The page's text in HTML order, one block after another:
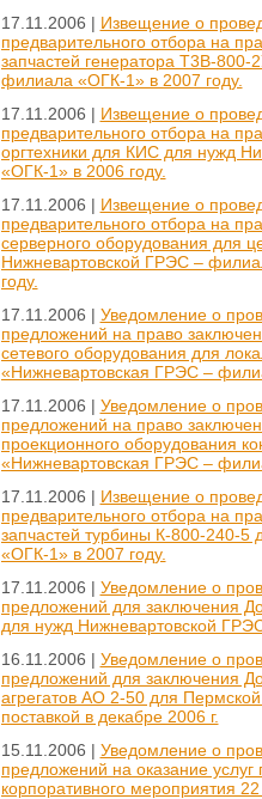
17.11.2006 | Извещение о
предварительного отбора на
запчастей генератора Т3В-
филиала «ОГК-1» в 2007 году.
17.11.2006 | Извещение о
предварительного отбора на
оргтехники для КИС для нужд
«ОГК-1» в 2006 году.
17.11.2006 | Извещение о
предварительного отбора на
серверного оборудования для
Нижневартовской ГРЭС –
году.
17.11.2006 | Уведомление о
предложений на право
сетевого оборудования для
«Нижневартовская ГРЭС –
17.11.2006 | Уведомление о
предложений на право
проекционного оборудования
«Нижневартовская ГРЭС –
17.11.2006 | Извещение о
предварительного отбора на
запчастей турбины К-800-240-
«ОГК-1» в 2007 году.
17.11.2006 | Уведомление о
предложений для заключения
для нужд Нижневартовской
16.11.2006 | Уведомление о
предложений для заключения
агрегатов АО 2-50 для
поставкой в декабре 2006 г.
15.11.2006 | Уведомление о
предложений на оказание
корпоративного мероприятия